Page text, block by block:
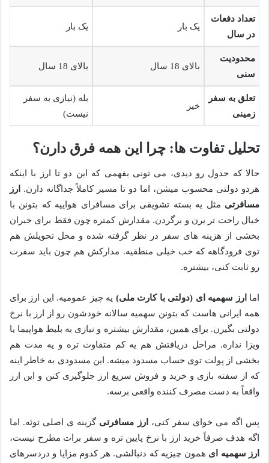
تعداد دفعات
در سال
یک بار یک بار
محدودیت
سنی
بالای 18 سال بالای 18 سال
تعلق به سفر
زمینی
خیر
بله (نیازی به سفر
نیست)
تحلیل تفاوت ها: چرا این همه فرق دارن؟
حالا که جدول رو دیدی، می تونی بفهمی که این دو تا ارز با اینکه
هردو دولتی محسوب میشن، اما دو تا مسیر کاملاً جداگانه دارن.
ارز
مسافرتی مثل یه بسته تشویقی برای مسافرای هواییه که بتونن با
خیال راحت تر برن و برگردن. مقدارش کمتره چون فقط برای جبران
بخشی از هزینه های سفر در نظر گرفته شده و محل تحویلش هم
توی فرودگاهه که خب خیلی منطقیه. مدارکش هم چون باید سفرت
رو ثابت کنی، بیشتره.
اما ارز سهمیه ای (دولتی با کارت ملی) یه چیز عمومیه. این ارز برای
همه ایرانی هاست که بتونن سهمیه سالانه خودشون رو از ارز با نرخ
دولتی بگیرن. برای همین، مقدارش بیشتره و نیازی به بلیط هواپیما یا
ویزا نداره. مراحل دریافتش هم یه کم متفاوت تره و یه مدت هم
بخشی از پولت توی حساب مسدود میشه. این مسدودی به خاطر اینه
که از سفته بازی و خرید و فروش سریع ارز جلوگیری کنن و این ارز
واقعاً به دست مصرف کننده واقعی برسه.
پس اگه می خوای سفر کنی، ارز مسافرتی گزینه ی اصلی توئه. اما
اگه هدف صرفاً خرید ارز با نرخ پایین تره و سفر برات مطرح نیست،
ارز سهمیه ای همون چیزیه که دنبالشی. هر کدوم مزایا و دردسرهای